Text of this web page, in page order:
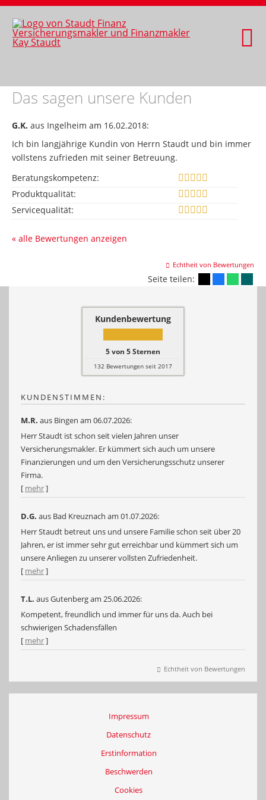
Das sagen unsere Kunden
G.K. aus Ingelheim am 16.02.2018:
Ich bin langjährige Kundin von Herrn Staudt und bin immer
vollstens zufrieden mit seiner Betreuung.
Beratungskompetenz:
Produktqualität:
Servicequalität:
« alle Bewertungen anzeigen
Echtheit von Bewertungen
Seite teilen:
Kundenbewertung
5von 5Sternen
132 Bewertungen seit 2017
KUNDENSTIMMEN:
M.R. aus Bingen am 06.07.2026:
Herr Staudt ist schon seit vielen Jahren unser
Versicherungsmakler. Er kümmert sich auch um unsere
Finanzierungen und um den Versicherungsschutz unserer
Firma.
[ mehr]
D.G. aus Bad Kreuznach am 01.07.2026:
Herr Staudt betreut uns und unsere Familie schon seit über 20
Jahren, er ist immer sehr gut erreichbar und kümmert sich um
unsere Anliegen zu unserer vollsten Zufriedenheit.
[ mehr]
T.L. aus Gutenbergam 25.06.2026:
Kompetent, freundlich und immer für uns da. Auch bei
schwierigen Schadensfällen
[ mehr]
Echtheit von Bewertungen
Impressum
Datenschutz
Erstinformation
Beschwerden
Cookies